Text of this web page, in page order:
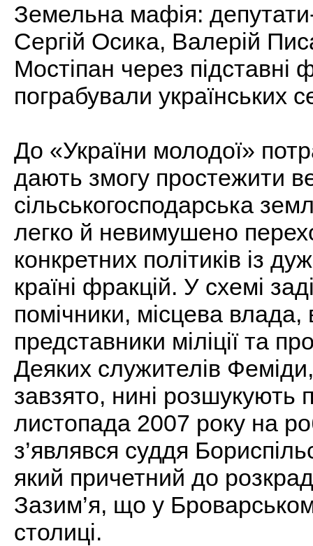
Земельна мафія:
Сергій Осика, Валерій
Мостіпан через підставні
пограбували українських
До «України молодої»
дають змогу простежити
сільськогосподарська
легко й невимушено
конкретних політиків із
країні фракцій. У схемі
помічники, місцева влада,
представники міліції та
Деяких служителів
завзято, нині розшукують
листопада 2007 року на
з’являвся суддя
який причетний до
Зазим’я, що у
столиці.